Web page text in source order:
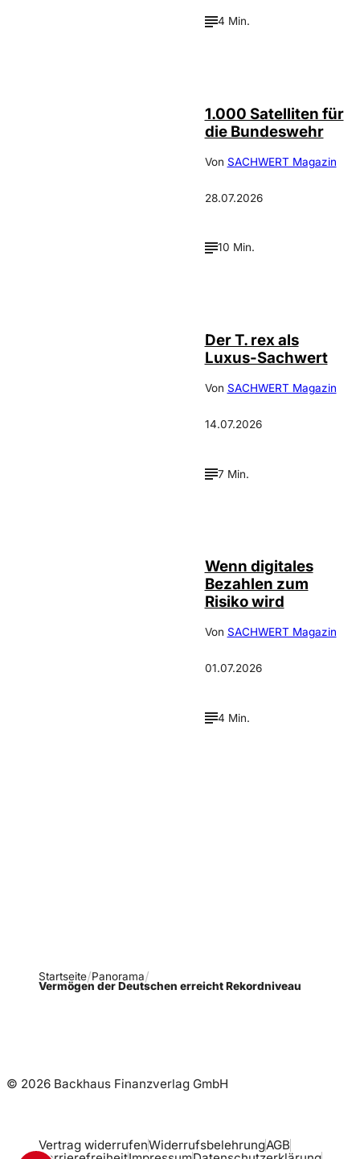
4 Min.
1.000 Satelliten für
die Bundeswehr
Von SACHWERT Magazin
28.07.2026
10 Min.
Der T. rex als
Luxus-Sachwert
Von SACHWERT Magazin
14.07.2026
7 Min.
Wenn digitales
Bezahlen zum
Risiko wird
Von SACHWERT Magazin
01.07.2026
4 Min.
Startseite Panorama
Vermögen der Deutschen erreicht Rekordniveau
© 2026 Backhaus Finanzverlag GmbH
Vertrag widerrufenWiderrufsbelehrungAGB